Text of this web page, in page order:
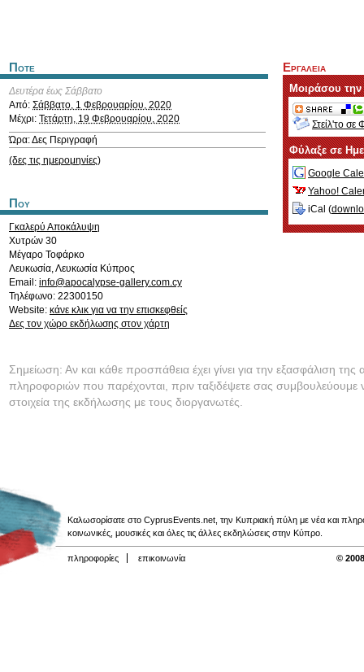
Ποτε
Δευτέρα έως Σάββατο
Από: Σάββατο, 1 Φεβρουαρίου, 2020
Μέχρι: Τετάρτη, 19 Φεβρουαρίου, 2020
Ώρα: Δες Περιγραφή
(δες τις ημερομηνίες)
Που
Γκαλερύ Αποκάλυψη
Χυτρών 30
Μέγαρο Τοφάρκο
Λευκωσία,Λευκωσία Κύπρος
Email: info@apocalypse-gallery.com.cy
Τηλέφωνο: 22300150
Website: κάνε κλικ για να την επισκεφθείς
Δες τον χώρο εκδήλωσης στον χάρτη
Εργαλεια
Μοιράσου
Στείλ'το σε
Φύλαξε σε
Google
Yahoo!
iCal (
Σημείωση: Αν και κάθε προσπάθεια έχει γίνει για την εξασφάλιση της
πληροφοριών που παρέχονται, πριν ταξιδέψετε σας συμβουλεύουμε
στοιχεία της εκδήλωσης με τους διοργανωτές.
Καλωσορίσατε στο CyprusEvents.net, την Κυπριακή πύλη με νέα και
κοινωνικές, μουσικές και όλες τις άλλες εκδηλώσεις στην Κύπρο.
πληροφορίες επικοινωνία ©